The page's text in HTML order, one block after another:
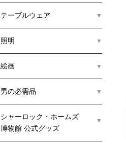
テーブルウェア
照明
絵画
男の必需品
シャーロック・ホームズ
博物館 公式グッズ